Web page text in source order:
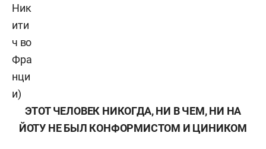
Ник
ити
ч во
Фра
нци
и)
ЭТОТ ЧЕЛОВЕК НИКОГДА, НИ В ЧЕМ, НИ НА
ЙОТУ НЕ БЫЛ КОНФОРМИСТОМ И ЦИНИКОМ